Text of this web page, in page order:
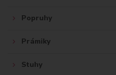
Popruhy
Prámiky
Stuhy